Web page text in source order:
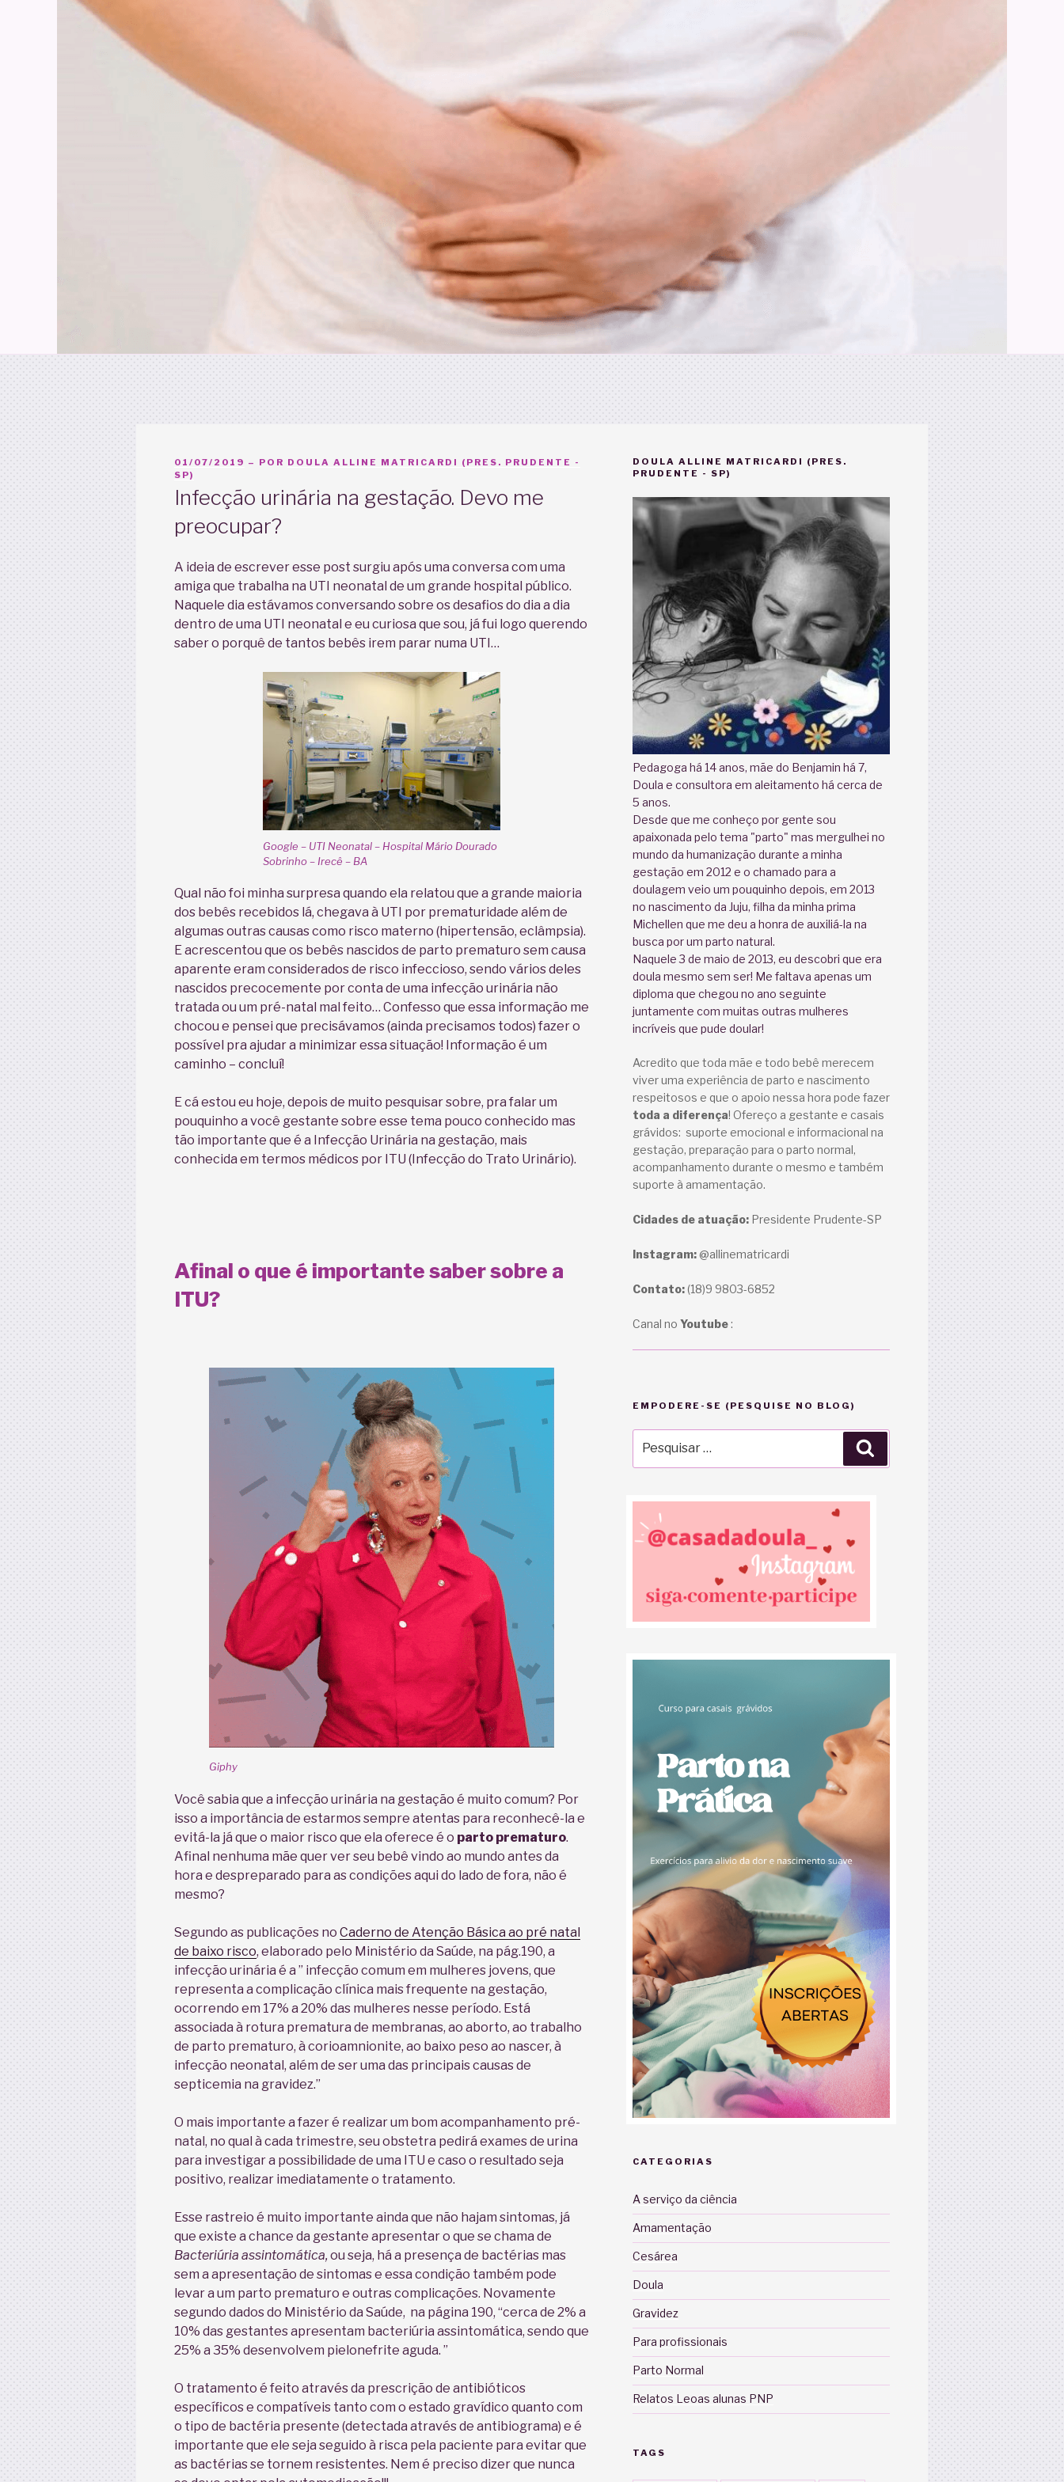
PUBLICADO
EM
01/07/2019 – POR DOULA ALLINE MATRICARDI (PRES. PRUDENTE -
SP)
Infecção urinária na gestação. Devo me
preocupar?
A ideia de escrever esse post surgiu após uma conversa com uma
amiga que trabalha na UTI neonatal de um grande hospital público.
Naquele dia estávamos conversando sobre os desafios do dia a dia
dentro de uma UTI neonatal e eu curiosa que sou, já fui logo querendo
saber o porquê de tantos bebês irem parar numa UTI…
Google – UTI Neonatal – Hospital Mário Dourado
Sobrinho – Irecê – BA
Qual não foi minha surpresa quando ela relatou que a grande maioria
dos bebês recebidos lá, chegava à UTI por prematuridade além de
algumas outras causas como risco materno (hipertensão, eclâmpsia).
E acrescentou que os bebês nascidos de parto prematuro sem causa
aparente eram considerados de risco infeccioso, sendo vários deles
nascidos precocemente por conta de uma infecção urinária não
tratada ou um pré-natal mal feito… Confesso que essa informação me
chocou e pensei que precisávamos (ainda precisamos todos) fazer o
possível pra ajudar a minimizar essa situação! Informação é um
caminho – concluí!
E cá estou eu hoje, depois de muito pesquisar sobre, pra falar um
pouquinho a você gestante sobre esse tema pouco conhecido mas
tão importante que é a Infecção Urinária na gestação, mais
conhecida em termos médicos por ITU (Infecção do Trato Urinário).
Afinal o que é importante saber sobre a
ITU?
Giphy
Você sabia que a infecção urinária na gestação é muito comum? Por
isso a importância de estarmos sempre atentas para reconhecê-la e
evitá-la já que o maior risco que ela oferece é o parto prematuro.
Afinal nenhuma mãe quer ver seu bebê vindo ao mundo antes da
hora e despreparado para as condições aqui do lado de fora, não é
mesmo?
Segundo as publicações no Caderno de Atenção Básica ao pré natal
de baixo risco, elaborado pelo Ministério da Saúde, na pág.190, a
infecção urinária é a ” infecção comum em mulheres jovens, que
representa a complicação clínica mais frequente na gestação,
ocorrendo em 17% a 20% das mulheres nesse período. Está
associada à rotura prematura de membranas, ao aborto, ao trabalho
de parto prematuro, à corioamnionite, ao baixo peso ao nascer, à
infecção neonatal, além de ser uma das principais causas de
septicemia na gravidez.”
O mais importante a fazer é realizar um bom acompanhamento pré-
natal, no qual à cada trimestre, seu obstetra pedirá exames de urina
para investigar a possibilidade de uma ITU e caso o resultado seja
positivo, realizar imediatamente o tratamento.
Esse rastreio é muito importante ainda que não hajam sintomas, já
que existe a chance da gestante apresentar o que se chama de
Bacteriúria assintomática, ou seja, há a presença de bactérias mas
sem a apresentação de sintomas e essa condição também pode
levar a um parto prematuro e outras complicações. Novamente
segundo dados do Ministério da Saúde, na página 190, “cerca de 2% a
10% das gestantes apresentam bacteriúria assintomática, sendo que
25% a 35% desenvolvem pielonefrite aguda. ”
O tratamento é feito através da prescrição de antibióticos
específicos e compatíveis tanto com o estado gravídico quanto com
o tipo de bactéria presente (detectada através de antibiograma) e é
importante que ele seja seguido à risca pela paciente para evitar que
as bactérias se tornem resistentes. Nem é preciso dizer que nunca
DOULA ALLINE MATRICARDI (PRES.
PRUDENTE - SP)
Pedagoga há 14 anos, mãe do Benjamin há 7,
Doula e consultora em aleitamento há cerca de
5 anos.
Desde que me conheço por gente sou
apaixonada pelo tema "parto" mas mergulhei no
mundo da humanização durante a minha
gestação em 2012 e o chamado para a
doulagem veio um pouquinho depois, em 2013
no nascimento da Juju, filha da minha prima
Michellen que me deu a honra de auxiliá-la na
busca por um parto natural.
Naquele 3 de maio de 2013, eu descobri que era
doula mesmo sem ser! Me faltava apenas um
diploma que chegou no ano seguinte
juntamente com muitas outras mulheres
incríveis que pude doular!
Acredito que toda mãe e todo bebê merecem
viver uma experiência de parto e nascimento
respeitosos e que o apoio nessa hora pode fazer
toda a diferença! Ofereço a gestante e casais
grávidos: suporte emocional e informacional na
gestação, preparação para o parto normal,
acompanhamento durante o mesmo e também
suporte à amamentação.
Cidades de atuação:Presidente Prudente-SP
Instagram:@allinematricardi
Contato:(18)9 9803-6852
Canal no Youtube:
EMPODERE-SE (PESQUISE NO BLOG)
por:
CATEGORIAS
A serviço da ciência
Amamentação
Cesárea
Doula
Gravidez
Para profissionais
Parto Normal
Relatos Leoas alunas PNP
TAGS